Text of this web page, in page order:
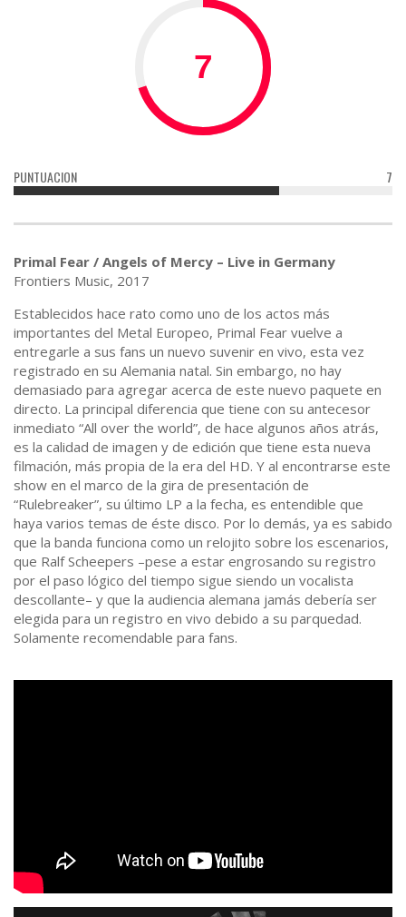
7
PUNTUACION
Primal Fear / Angels of Mercy – Live in Germany
Frontiers Music, 2017
Establecidos hace rato como uno de los actos más
importantes del Metal Europeo, Primal Fear vuelve a
entregarle a sus fans un nuevo suvenir en vivo, esta vez
registrado en su Alemania natal. Sin embargo, no hay
demasiado para agregar acerca de este nuevo paquete en
directo. La principal diferencia que tiene con su antecesor
inmediato “All over the world”, de hace algunos años atrás,
es la calidad de imagen y de edición que tiene esta nueva
filmación, más propia de la era del HD. Y al encontrarse este
show en el marco de la gira de presentación de
“Rulebreaker”, su último LP a la fecha, es entendible que
haya varios temas de éste disco. Por lo demás, ya es sabido
que la banda funciona como un relojito sobre los escenarios,
que Ralf Scheepers –pese a estar engrosando su registro
por el paso lógico del tiempo sigue siendo un vocalista
descollante– y que la audiencia alemana jamás debería ser
elegida para un registro en vivo debido a su parquedad.
Solamente recomendable para fans.